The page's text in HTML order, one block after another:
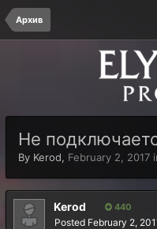
Архив
Не
By Kerod, February 2, 2017
Kerod 440
Posted February 2,